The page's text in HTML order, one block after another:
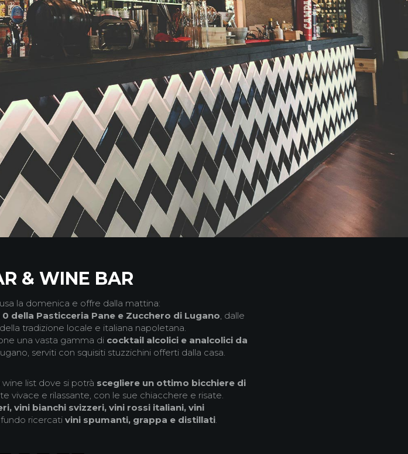
& WINE BAR
la domenica e offre dalla mattina:
Pasticceria Pane e Zucchero di Lugano , dalle
tradizione locale e italiana napoletana.
una vasta gamma di cocktail alcolici e analcolici da
serviti con squisiti stuzzichini offerti dalla casa.
list dove si potrà scegliere un ottimo bicchiere di
vivace e rilassante, con le sue chiacchere e risate.
vini bianchi svizzeri, vini rossi italiani, vini
ricercati vini spumanti, grappa e distillati.